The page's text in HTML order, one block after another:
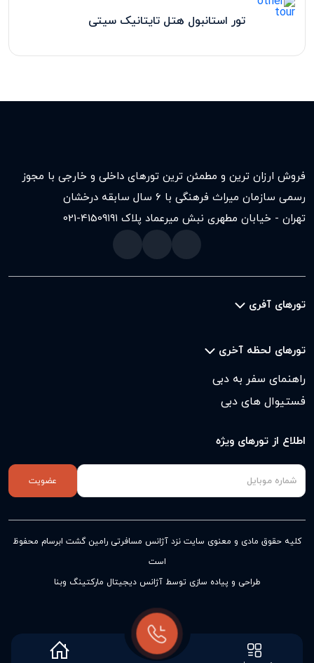
تور استانبول هتل تایتانیک سیتی
فروش ارزان ترین و مطمئن ترین تورهای داخلی و خارجی با مجوز
رسمی سازمان میراث فرهنگی با ۶ سال سابقه درخشان
تهران - خیابان مطهری نبش میرعماد پلاک ۱۹۱
021-41509
تورهای آفری
تورهای لحظه آخری
راهنمای سفر به دبی
فستیوال های دبی
اطلاع از تورهای ویژه
عضویت
کلیه حقوق مادی و معنوی سایت نزد آژانس مسافرتی رامین گشت ابرسام محفوظ
است
طراحی و پیاده سازی توسط آژانس دیجیتال مارکتینگ وبنا